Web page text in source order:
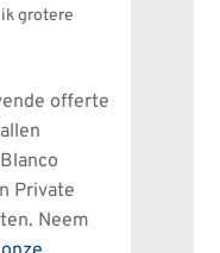
grotere
offerte
Private
Neem